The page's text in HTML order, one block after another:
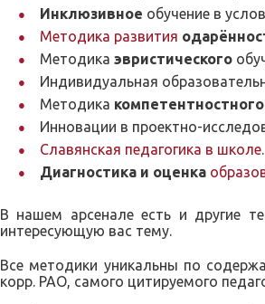
Инклюзивное обучение в
Методика развития
Методика эвристического
Индивидуальная
Методика компетентностного
Инновации в проектно-
Славянская педагогика в школе.
Диагностика и оценка
В нашем арсенале есть и другие
интересующую вас тему.
Все методики уникальны по
корр. РАО, самого цитируемого